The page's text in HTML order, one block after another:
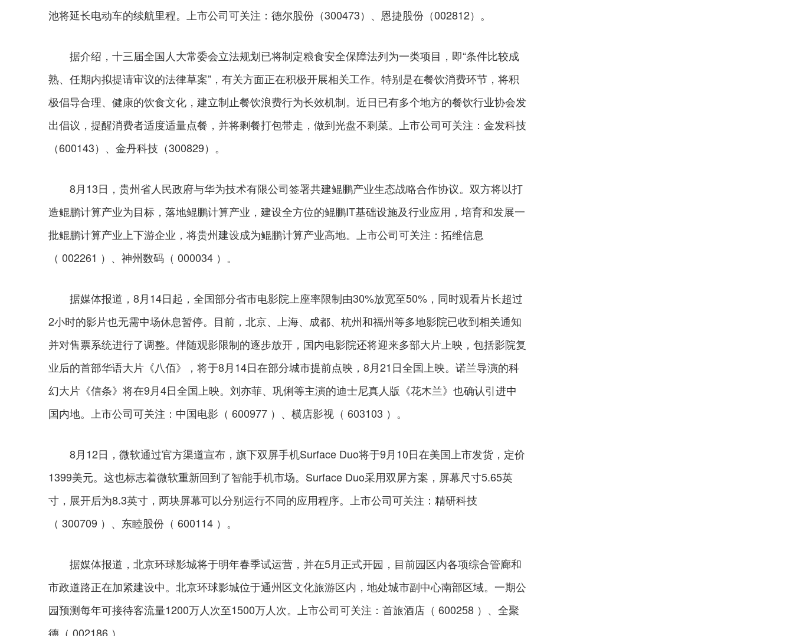
池将延长电动车的续航里程。上市公司可关注：德尔股份（300473）、恩捷股份（002812）。
据介绍，十三届全国人大常委会立法规划已将制定粮食安全保障法列为一类项目，即“条件比较成
熟、任期内拟提请审议的法律草案”，有关方面正在积极开展相关工作。特别是在餐饮消费环节，将积
极倡导合理、健康的饮食文化，建立制止餐饮浪费行为长效机制。近日已有多个地方的餐饮行业协会发
出倡议，提醒消费者适度适量点餐，并将剩餐打包带走，做到光盘不剩菜。上市公司可关注：金发科技
（600143）、金丹科技（300829）。
8月13日，贵州省人民政府与华为技术有限公司签署共建鲲鹏产业生态战略合作协议。双方将以打
造鲲鹏计算产业为目标，落地鲲鹏计算产业，建设全方位的鲲鹏IT基础设施及行业应用，培育和发展一
批鲲鹏计算产业上下游企业，将贵州建设成为鲲鹏计算产业高地。上市公司可关注：拓维信息
（ 002261 ）、神州数码（ 000034 ）。
据媒体报道，8月14日起，全国部分省市电影院上座率限制由30%放宽至50%，同时观看片长超过
2小时的影片也无需中场休息暂停。目前，北京、上海、成都、杭州和福州等多地影院已收到相关通知
并对售票系统进行了调整。伴随观影限制的逐步放开，国内电影院还将迎来多部大片上映，包括影院复
业后的首部华语大片《八佰》，将于8月14日在部分城市提前点映，8月21日全国上映。诺兰导演的科
幻大片《信条》将在9月4日全国上映。刘亦菲、巩俐等主演的迪士尼真人版《花木兰》也确认引进中
国内地。上市公司可关注：中国电影（ 600977 ）、横店影视（ 603103 ）。
8月12日，微软通过官方渠道宣布，旗下双屏手机Surface Duo将于9月10日在美国上市发货，定价
1399美元。这也标志着微软重新回到了智能手机市场。Surface Duo采用双屏方案，屏幕尺寸5.65英
寸，展开后为8.3英寸，两块屏幕可以分别运行不同的应用程序。上市公司可关注：精研科技
（ 300709 ）、东睦股份（ 600114 ）。
据媒体报道，北京环球影城将于明年春季试运营，并在5月正式开园，目前园区内各项综合管廊和
市政道路正在加紧建设中。北京环球影城位于通州区文化旅游区内，地处城市副中心南部区域。一期公
园预测每年可接待客流量1200万人次至1500万人次。上市公司可关注：首旅酒店（ 600258 ）、全聚
德（ 002186 ）。